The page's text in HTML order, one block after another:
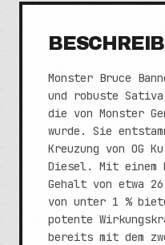
Monster Bruce
und robuste
die von Monster
wurde. Sie
Kreuzung von OG
Diesel. Mit einem
Gehalt von etwa 26
von unter 1 %
potente
bereits mit dem